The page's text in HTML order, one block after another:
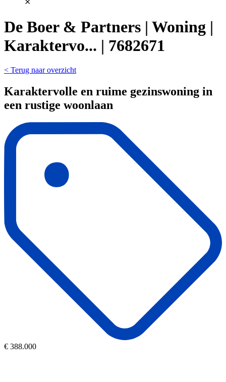
⨯
De Boer & Partners | Woning |
Karaktervo... | 7682671
< Terug naar overzicht
Karaktervolle en ruime gezinswoning in
een rustige woonlaan
€ 388.000